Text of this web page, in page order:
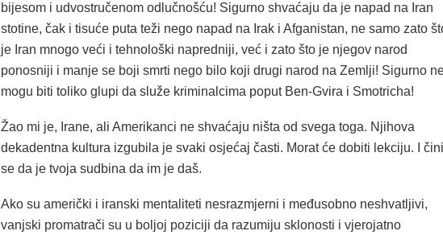
bijesom i udvostručenom odlučnošću! Sigurno shvaćaju da je napad na Iran
stotine, čak i tisuće puta teži nego napad na Irak i Afganistan, ne samo zato
je Iran mnogo veći i tehnološki napredniji, već i zato što je njegov narod
ponosniji i manje se boji smrti nego bilo koji drugi narod na Zemlji! Sigurno
mogu biti toliko glupi da služe kriminalcima poput Ben-Gvira i Smotricha!
Žao mi je, Irane, ali Amerikanci ne shvaćaju ništa od svega toga. Njihova
dekadentna kultura izgubila je svaki osjećaj časti. Morat će dobiti lekciju. I čini
se da je tvoja sudbina da im je daš.
Ako su američki i iranski mentaliteti nesrazmjerni i međusobno neshvatljivi,
vanjski promatrači su u boljoj poziciji da razumiju sklonosti i vjerojatno